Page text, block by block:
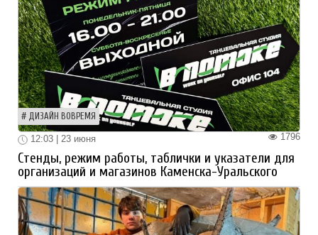
ДИЗАЙН ВОВРЕМЯ
1796
12:03 | 23 июня
Стенды, режим работы, таблички и указатели для
организаций и магазинов Каменска-Уральского